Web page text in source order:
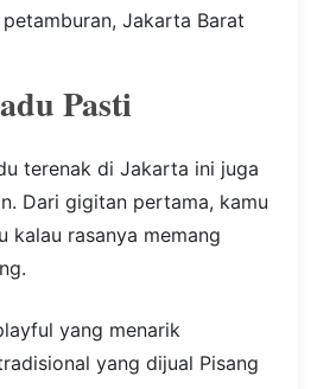
Jakarta Barat
Pasti
terenak di Jakarta ini juga
Dari gigitan pertama, kamu
kalau rasanya memang
yang menarik
yang dijual Pisang